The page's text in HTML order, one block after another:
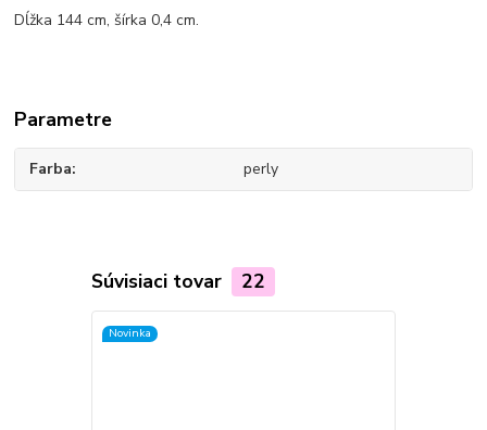
Dĺžka 144 cm, šírka 0,4 cm.
Parametre
Farba perly
Súvisiaci tovar 22
Novinka